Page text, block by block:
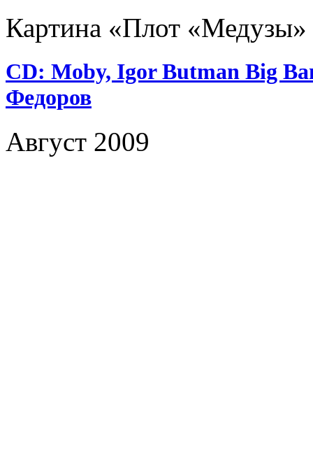
Картина «Плот «Медузы»
CD: Moby, Igor Butman Big
Федоров
Август 2009